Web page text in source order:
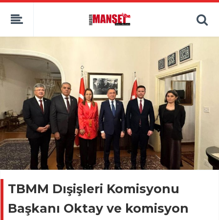
TBMM Dışişleri Komisyonu
Başkanı Oktay ve komisyon